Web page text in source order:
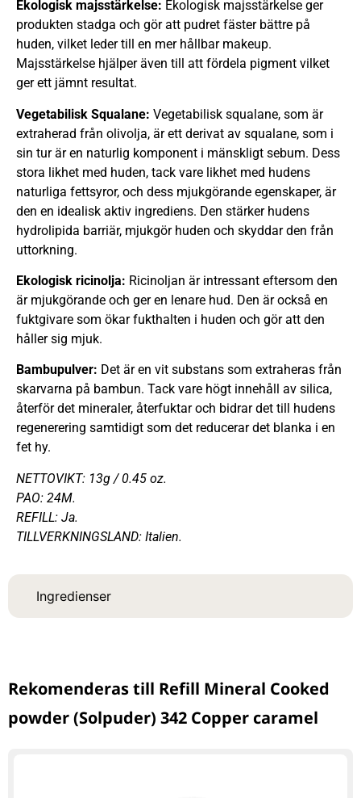
Ingredienser
Ekologisk majsstärkelse: Ekologisk majsstärkelse ger
produkten stadga och gör att pudret fäster bättre på
huden, vilket leder till en mer hållbar makeup.
Majsstärkelse hjälper även till att fördela pigment vilket
ger ett jämnt resultat.
Vegetabilisk Squalane: Vegetabilisk squalane, som är
extraherad från olivolja, är ett derivat av squalane, som i
sin tur är en naturlig komponent i mänskligt sebum. Dess
stora likhet med huden, tack vare likhet med hudens
naturliga fettsyror, och dess mjukgörande egenskaper, är
den en idealisk aktiv ingrediens. Den stärker hudens
hydrolipida barriär, mjukgör huden och skyddar den från
uttorkning.
Ekologisk ricinolja: Ricinoljan är intressant eftersom den
är mjukgörande och ger en lenare hud. Den är också en
fuktgivare som ökar fukthalten i huden och gör att den
håller sig mjuk.
Bambupulver: Det är en vit substans som extraheras från
skarvarna på bambun. Tack vare högt innehåll av silica,
återför det mineraler, återfuktar och bidrar det till hudens
regenerering samtidigt som det reducerar det blanka i en
fet hy.
NETTOVIKT: 13g / 0.45 oz.
PAO: 24M.
REFILL: Ja.
TILLVERKNINGSLAND: Italien.
Rekomenderas till Refill Mineral Cooked
powder (Solpuder) 342 Copper caramel